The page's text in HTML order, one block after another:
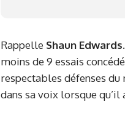
Rappelle Shaun Edwards
moins de 9 essais
respectables défenses
dans sa voix lorsque qu’il